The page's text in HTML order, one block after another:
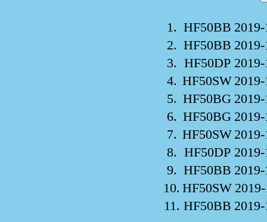
1. HF50BB
2. HF50BB
3. HF50DP
4. HF50SW
5. HF50BG
6. HF50BG
7. HF50SW
8. HF50DP
9. HF50BB
10. HF50SW
11. HF50BB